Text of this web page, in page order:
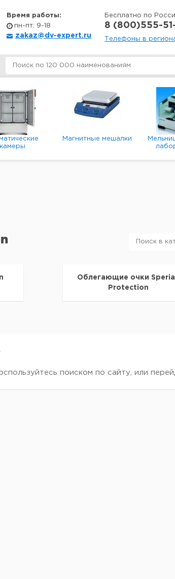
Время работы:
пн-пт: 9-18
zakaz@dv-expert.ru
Бесплатно по
8 (800)555-
Телефоны в
камеры
Магнитные мешалки
Облегающие очки
Protection
поиском по сайту, или